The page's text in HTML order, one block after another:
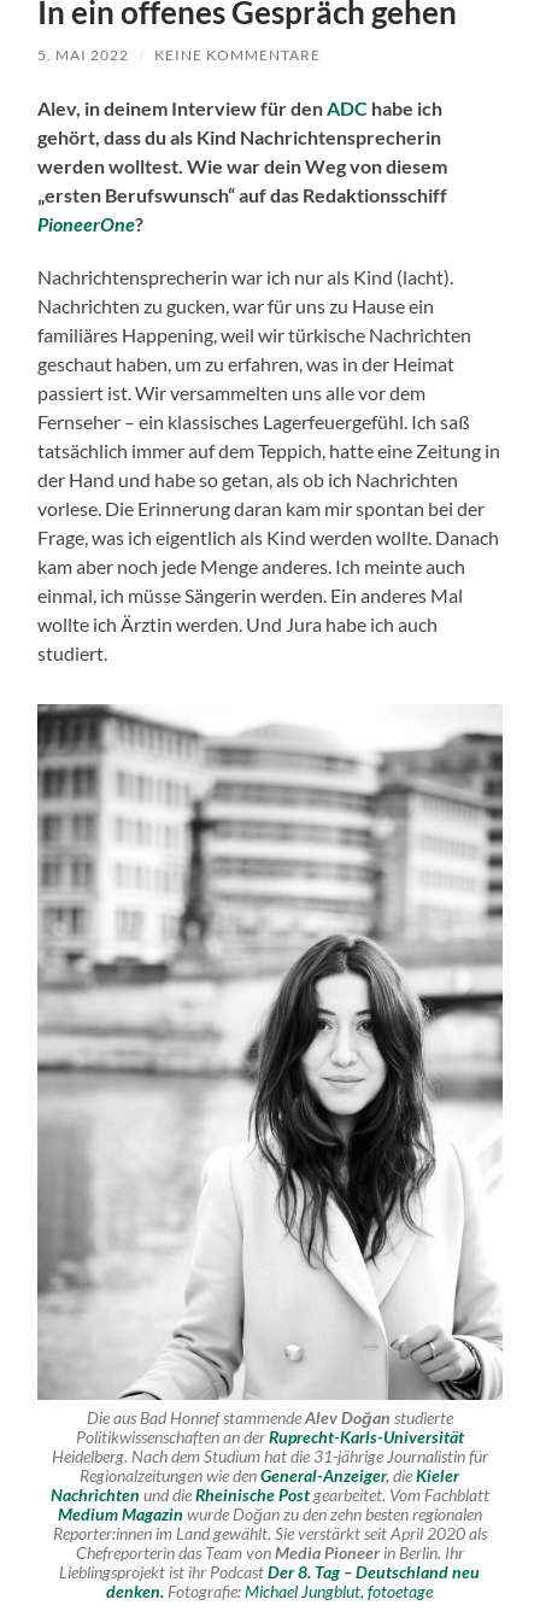
In ein offenes Gespräch gehen
5. MAI 2022 / KEINE KOMMENTARE
Alev, in deinem Interview für denADC habe ich
gehört, dass du als Kind Nachrichtensprecherin
werden wolltest. Wie war dein Weg von diesem
„ersten Berufswunsch“ auf das Redaktionsschiff
PioneerOne?
Nachrichtensprecherin war ich nur als Kind (lacht).
Nachrichten zu gucken, war für uns zu Hause ein
familiäres Happening, weil wir türkische Nachrichten
geschaut haben, um zu erfahren, was in der Heimat
passiert ist. Wir versammelten uns alle vor dem
Fernseher – ein klassisches Lagerfeuergefühl. Ich saß
tatsächlich immer auf dem Teppich, hatte eine Zeitung in
der Hand und habe so getan, als ob ich Nachrichten
vorlese. Die Erinnerung daran kam mir spontan bei der
Frage, was ich eigentlich als Kind werden wollte. Danach
kam aber noch jede Menge anderes. Ich meinte auch
einmal, ich müsse Sängerin werden. Ein anderes Mal
wollte ich Ärztin werden. Und Jura habe ich auch
studiert.
Die aus Bad Honnef stammendeAlev Doğan studierte
Politikwissenschaften an derRuprecht-Karls-Universität
Heidelberg. Nach dem Studium hat die 31-jährige Journalistin für
Regionalzeitungen wie denGeneral-Anzeiger,dieKieler
Nachrichten und dieRheinische Postgearbeitet. Vom Fachblatt
Medium Magazin wurde Doğan zu den zehn besten regionalen
Reporter:innen im Land gewählt. Sie verstärkt seit April 2020 als
Chefreporterin das Team vonMedia Pioneerin Berlin. Ihr
Lieblingsprojekt ist ihr PodcastDer 8. Tag – Deutschland neu
denken. Fotografie:Michael Jungblut, fotoetage